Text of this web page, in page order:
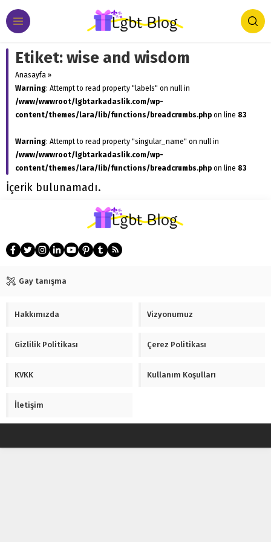
Etiket:wise and wisdom
Anasayfa »
Warning: Attempt to read property "labels" on null in
/www/wwwroot/lgbtarkadaslik.com/wp-
content/themes/lara/lib/functions/breadcrumbs.php on line 83
Warning: Attempt to read property "singular_name" on null in
/www/wwwroot/lgbtarkadaslik.com/wp-
content/themes/lara/lib/functions/breadcrumbs.php on line 83
İçerik bulunamadı.
Gay tanışma
Hakkımızda Vizyonumuz
Gizlilik Politikası Çerez Politikası
KVKK Kullanım Koşulları
İletişim